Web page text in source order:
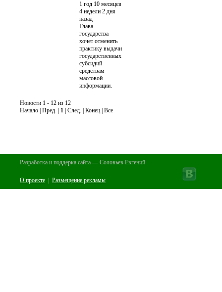
1 год 10 месяцев
4 недели 2 дня
назад
Глава
государства
хочет отменить
практику выдачи
государственных
субсидий
средствам
массовой
информации.
Новости 1 - 12 из 12
Начало | Пред. | 1 | След. | Конец | Все
Разработка и поддерка сайта — Соловьев Евгений
О проекте Размещение рекламы